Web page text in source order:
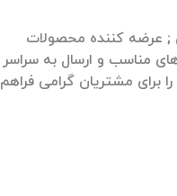
; عرضه کننده محصولات
مناسب و ارسال به سراسر
برای مشتریان گرامی فراهم